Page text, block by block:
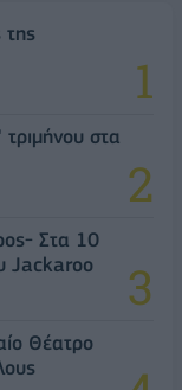
της
στα
Στα 10
Jackaroo
Θέατρο